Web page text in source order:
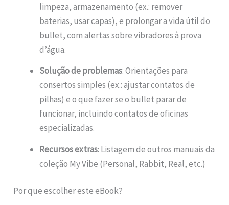
limpeza, armazenamento (ex.: remover
baterias, usar capas), e prolongar a vida útil do
bullet, com alertas sobre vibradores à prova
d’água.
Solução de problemas: Orientações para
consertos simples (ex.: ajustar contatos de
pilhas) e o que fazer se o bullet parar de
funcionar, incluindo contatos de oficinas
especializadas.
Recursos extras: Listagem de outros manuais da
coleção My Vibe (Personal, Rabbit, Real, etc.)
Por que escolher este eBook?